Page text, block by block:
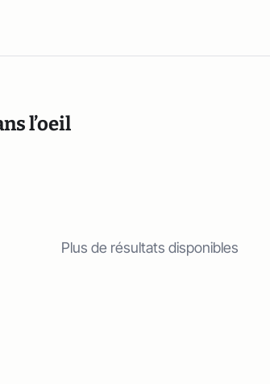
l’oeil
Plus de résultats disponibles